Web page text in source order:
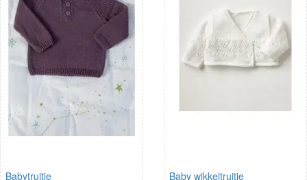
Babytruitje Baby wikkeltruitje